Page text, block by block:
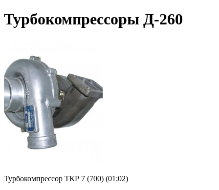
Турбокомпрессоры Д-260
Турбокомпрессор ТКР 7 (700) (01;02)